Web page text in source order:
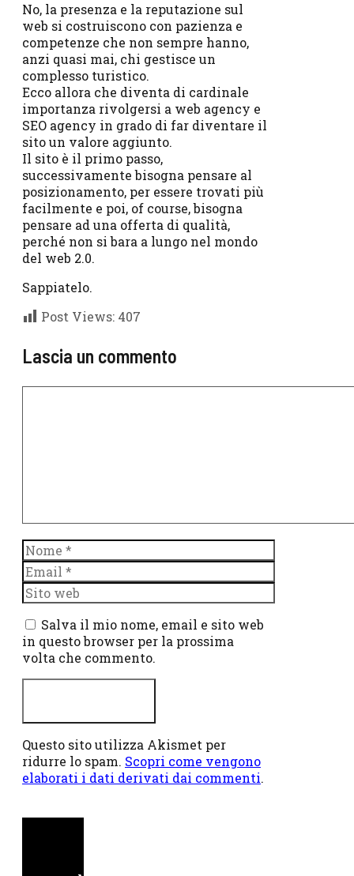
No, la presenza e la reputazione sul
web si costruiscono con pazienza e
competenze che non sempre hanno,
anzi quasi mai, chi gestisce un
complesso turistico.
Ecco allora che diventa di cardinale
importanza rivolgersi a web agency e
SEO agency in grado di far diventare il
sito un valore aggiunto.
Il sito è il primo passo,
successivamente bisogna pensare al
posizionamento, per essere trovati più
facilmente e poi, of course, bisogna
pensare ad una offerta di qualità,
perché non si bara a lungo nel mondo
del web 2.0.
Sappiatelo.
Post Views: 407
Lascia un commento
Nome
Email
Sito
web
Salva il mio nome, email e sito web
in questo browser per la prossima
volta che commento.
Questo sito utilizza Akismet per
ridurre lo spam. Scopri come vengono
elaborati i dati derivati dai commenti.